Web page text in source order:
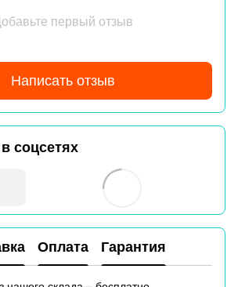
первый отзыв
Написать отзыв
соцсетях
Оплата Гарантия